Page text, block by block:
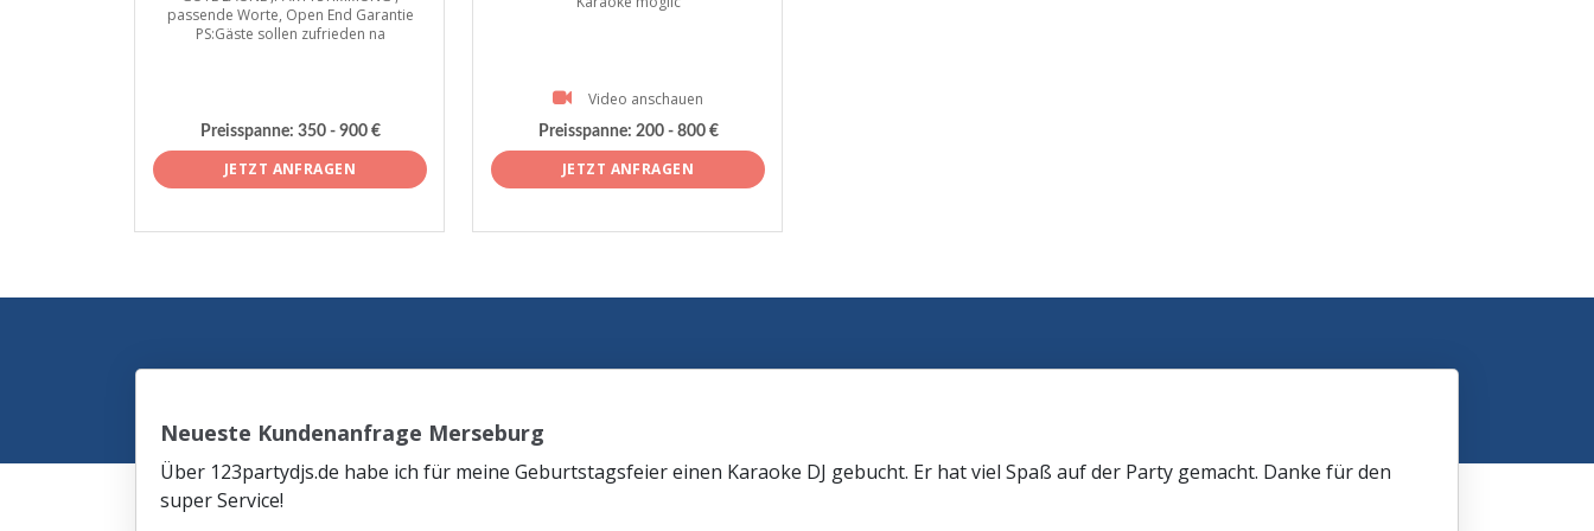
passende Worte, Open End Garantie
PS:Gäste sollen zufrieden na
Preisspanne: 350 - 900 €
JETZT ANFRAGEN
Video anschauen
Preisspanne: 200 - 800 €
JETZT ANFRAGEN
Neueste Kundenanfrage Merseburg
Über 123partydjs.de habe ich für meine Geburtstagsfeier einen Karaoke DJ gebucht. Er hat viel Spaß auf der Party gemacht. Danke für den
super Service!